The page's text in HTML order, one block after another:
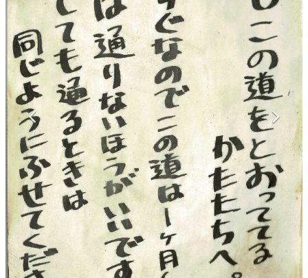
カテゴリ
特集記事
マンガ
女性向け
アプリレビュー
その他
電ファミニコゲーマーとは？
運営：株式会社マレ